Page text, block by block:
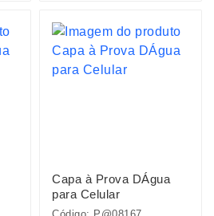
Capa à Prova DÁgua
para Celular